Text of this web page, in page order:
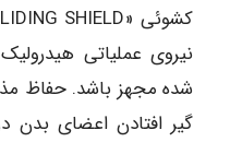
نیروی عملیاتی
شده مجهز باشد. حفاظ
گیر افتادن اعضای بدن